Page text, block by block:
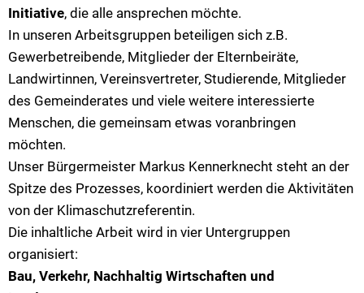
Initiative, die alle ansprechen möchte.
In unseren Arbeitsgruppen beteiligen sich z.B.
Gewerbetreibende, Mitglieder der Elternbeiräte,
Landwirtinnen, Vereinsvertreter, Studierende, Mitglieder
des Gemeinderates und viele weitere interessierte
Menschen, die gemeinsam etwas voranbringen
möchten.
Unser Bürgermeister Markus Kennerknecht steht an der
Spitze des Prozesses, koordiniert werden die Aktivitäten
von der Klimaschutzreferentin.
Die inhaltliche Arbeit wird in vier Untergruppen
organisiert:
Bau, Verkehr, Nachhaltig Wirtschaften und